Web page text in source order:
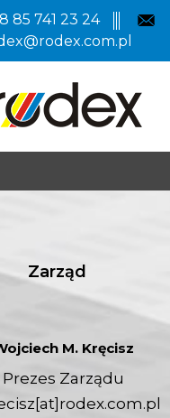
85 741 23 24
Zarząd
M. Kręcisz
Prezes Zarządu